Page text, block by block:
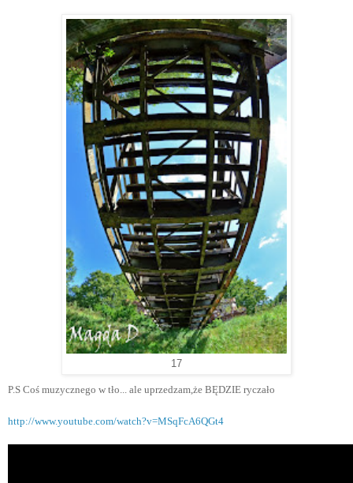
17
P.S Coś muzycznego w tło... ale uprzedzam,że BĘDZIE ryczało
http://www.youtube.com/watch?v=MSqFcA6QGt4